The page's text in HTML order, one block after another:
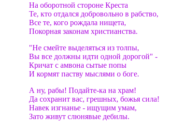
На оборотной стороне Креста
Те, кто отдался добровольно в рабство,
Все те, кого рождала нищета,
Покорная законам христианства.
"Не смейте выделяться из толпы,
Вы все должны идти одной дорогой" -
Кричат с амвона сытые попы
И кормят паству мыслями о боге.
А ну, рабы! Подайте-ка на храм!
Да сохранит вас, грешных, божья сила!
Навек изгнанье - ищущим умам,
Зато живут слюнявые дебилы.